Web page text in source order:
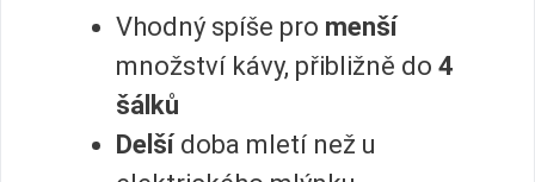
Vhodný spíše pro menší
množství kávy, přibližně do 4
šálků
Delšídoba mletí než u